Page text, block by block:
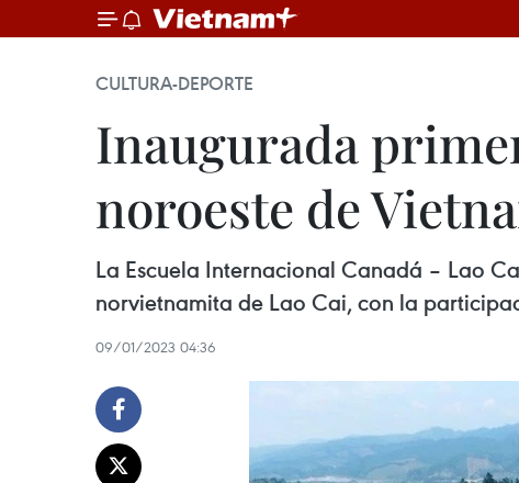
CULTURA-DEPORTE
Inaugurada
noroeste de
La Escuela Internacional Canadá – Lao
norvietnamita de Lao Cai, con la
09/01/2023 04:36